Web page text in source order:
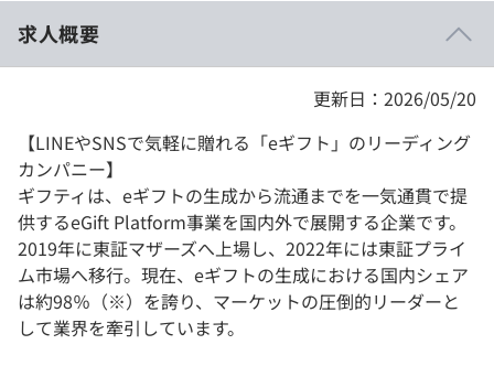
求人概要
更新日：2026/05/20
【LINEやSNSで気軽に贈れる「eギフト」のリーディング
カンパニー】
ギフティは、eギフトの生成から流通までを一気通貫で提
供するeGift Platform事業を国内外で展開する企業です。
2019年に東証マザーズへ上場し、2022年には東証プライ
ム市場へ移行。現在、eギフトの生成における国内シェア
は約98％（※）を誇り、マーケットの圧倒的リーダーと
して業界を牽引しています。